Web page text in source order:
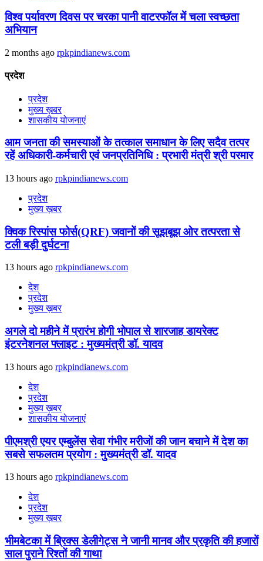
विश्व पर्यावरण दिवस पर चरका पानी वाटरफॉल में चला स्वच्छता
अभियान
2 months ago rpkpindianews.com
प्रदेश
प्रदेश
मुख्य ख़बर
शासकीय योजनाएं
आम जनता की समस्याओं के तत्काल समाधान के लिए सदैव तत्पर
रहें अधिकारी-कर्मचारी एवं जनप्रतिनिधि : प्रभारी मंत्री श्री परमार
13 hours ago rpkpindianews.com
प्रदेश
मुख्य ख़बर
क्विक रिस्पांस फोर्स(QRF) जवानों की सूझबूझ ओर तत्परता से
टली बड़ी दुर्घटना
13 hours ago rpkpindianews.com
देश
प्रदेश
मुख्य ख़बर
अगले दो महीने में प्रारंभ होगी भोपाल से शारजाह डायरेक्ट
इंटरनेशनल फ्लाइट : मुख्यमंत्री डॉ. यादव
13 hours ago rpkpindianews.com
देश
प्रदेश
मुख्य ख़बर
शासकीय योजनाएं
पीएमश्री एयर एम्बुलेंस सेवा गंभीर मरीजों की जान बचाने में देश का
सबसे सफलतम प्रयोग : मुख्यमंत्री डॉ. यादव
13 hours ago rpkpindianews.com
देश
प्रदेश
मुख्य ख़बर
भीमबेटका में ब्रिक्स डेलीगेट्स ने जानी मानव और प्रकृति की हजारों
साल पुराने रिश्तों की गाथा